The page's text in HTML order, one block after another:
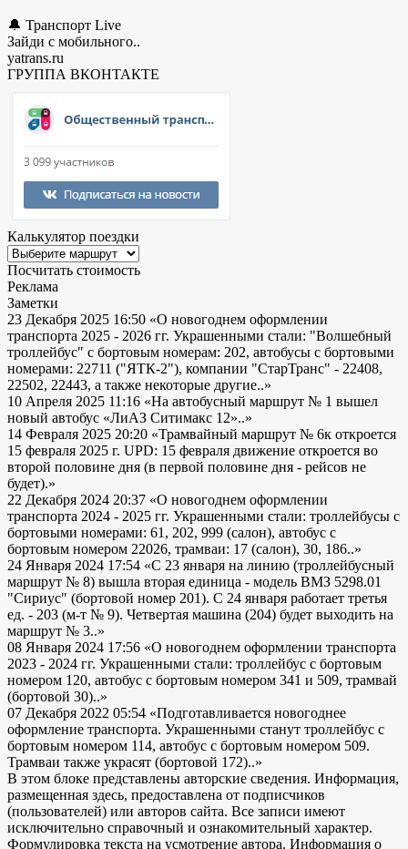
🔔 Транспорт Live
Зайди с мобильного..
yatrans.ru
ГРУППА ВКОНТАКТЕ
Калькулятор поездки
Посчитать стоимость
Реклама
Заметки
23 Декабря 2025 16:50 «О новогоднем оформлении
транспорта 2025 - 2026 гг. Украшенными стали: "Волшебный
троллейбус" с бортовым номерам: 202, автобусы с бортовыми
номерами: 22711 ("ЯТК-2"), компании "СтарТранс" - 22408,
22502, 22443, а также некоторые другие..»
10 Апреля 2025 11:16 «На автобусный маршрут № 1 вышел
новый автобус «ЛиАЗ Ситимакс 12»..»
14 Февраля 2025 20:20 «Трамвайный маршрут № 6к откроется
15 февраля 2025 г. UPD: 15 февраля движение откроется во
второй половине дня (в первой половине дня - рейсов не
будет).»
22 Декабря 2024 20:37 «О новогоднем оформлении
транспорта 2024 - 2025 гг. Украшенными стали: троллейбусы с
бортовыми номерами: 61, 202, 999 (салон), автобус с
бортовым номером 22026, трамваи: 17 (салон), 30, 186..»
24 Января 2024 17:54 «С 23 января на линию (троллейбусный
маршрут № 8) вышла вторая единица - модель ВМЗ 5298.01
"Сириус" (бортовой номер 201). С 24 января работает третья
ед. - 203 (м-т № 9). Четвертая машина (204) будет выходить на
маршрут № 3..»
08 Января 2024 17:56 «О новогоднем оформлении транспорта
2023 - 2024 гг. Украшенными стали: троллейбус с бортовым
номером 120, автобус с бортовым номером 341 и 509, трамвай
(бортовой 30)..»
07 Декабря 2022 05:54 «Подготавливается новогоднее
оформление транспорта. Украшенными станут троллейбус с
бортовым номером 114, автобус с бортовым номером 509.
Трамваи также украсят (бортовой 172)..»
В этом блоке представлены авторские сведения. Информация,
размещенная здесь, предоставлена от подписчиков
(пользователей) или авторов сайта. Все записи имеют
исключительно справочный и ознакомительный характер.
Формулировка текста на усмотрение автора. Информация о